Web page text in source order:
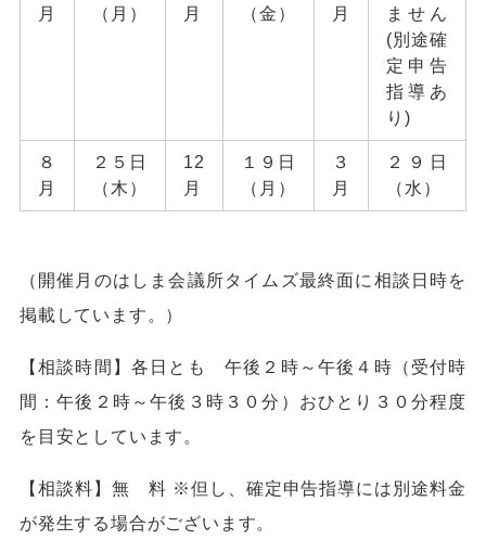
月
（月）
月
（金）
月
ません
(別途確
定申告
指導あ
り)
８
月
２５日
（木）
12
月
１９日
（月）
３
月
２９日
（水）
（開催月のはしま会議所タイムズ最終面に相談日時を
掲載しています。）
【相談時間】各日とも 午後２時～午後４時（受付時
間：午後２時～午後３時３０分）おひとり３０分程度
を目安としています。
【相談料】無 料 ※但し、確定申告指導には別途料金
が発生する場合がございます。